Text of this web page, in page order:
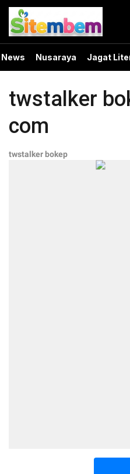
News Nusaraya Jagat
twstalker
com
twstalker bokep